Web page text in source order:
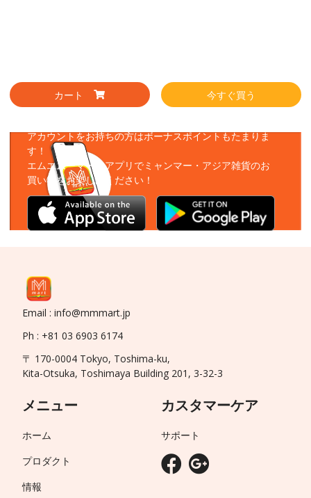
カート 今すぐ買う
アカウントをお持ちの方はボーナスポイントもたまりま
す！
エムエムーマートアプリでミャンマー・アジア雑貨のお
買い物をお楽しみください！
Email : info@mmmart.jp
Ph : +81 03 6903 6174
〒 170-0004 Tokyo, Toshima-ku,
Kita-Otsuka, Toshimaya Building 201, 3-32-3
メニュー
ホーム
プロダクト
情報
カスタマーケア
サポート